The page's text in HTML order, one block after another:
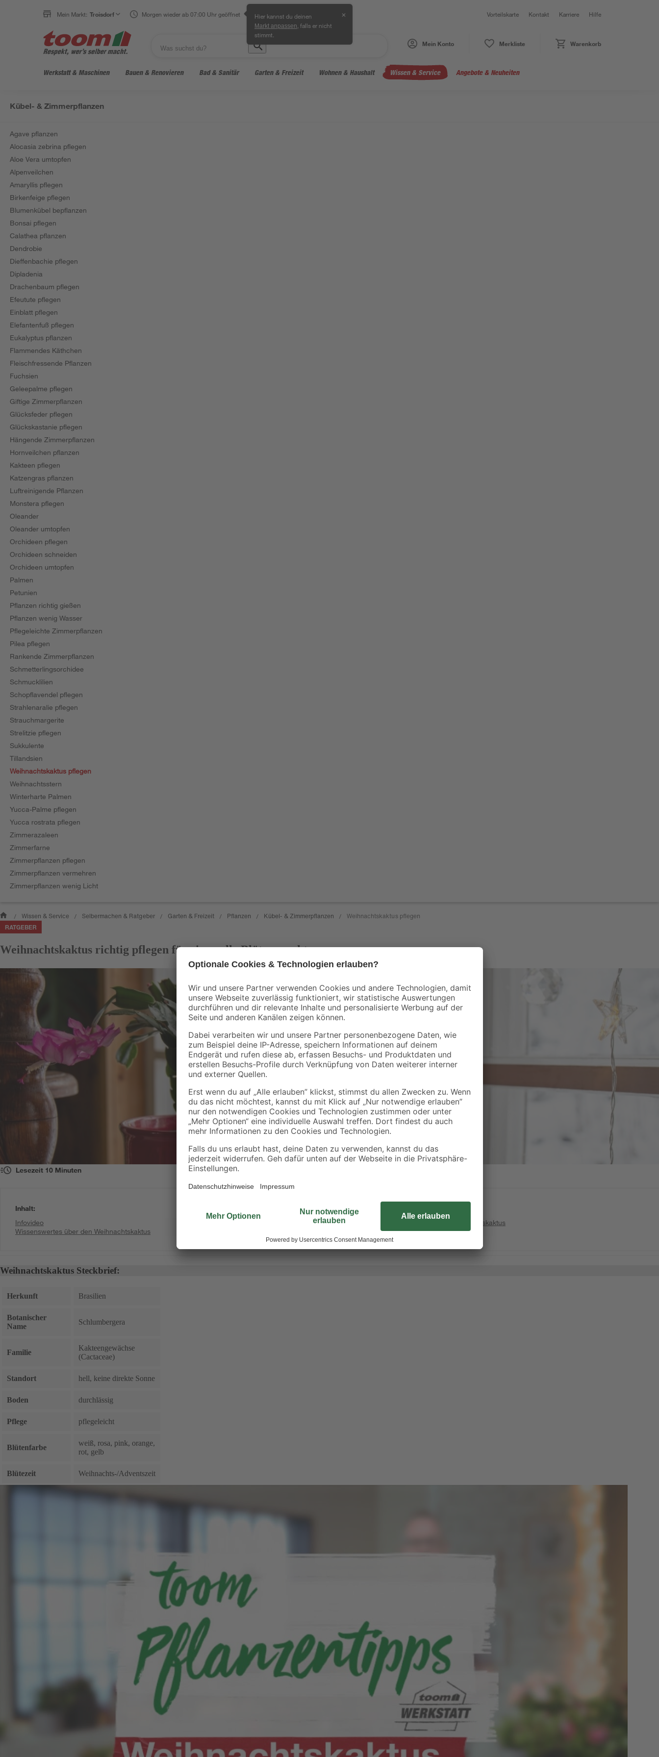
Mein Markt: Troisdorf Morgen wieder ab 07:00 Uhr geöffnet Hier kannst du deinen
Markt anpassen , falls er nicht
stimmt.
✕ Vorteilskarte Kontakt Karriere Hilfe
Mein Konto Merkliste Warenkorb
Werkstatt & Maschinen Bauen & Renovieren Bad & Sanitär Garten & Freizeit Wohnen & Haushalt Wissen & Service Angebote & Neuheiten
Kübel- & Zimmerpflanzen
Agave pflanzen
Alocasia zebrina pflegen
Aloe Vera umtopfen
Alpenveilchen
Amaryllis pflegen
Birkenfeige pflegen
Blumenkübel bepflanzen
Bonsai pflegen
Calathea pflanzen
Dendrobie
Dieffenbachie pflegen
Dipladenia
Drachenbaum pflegen
Efeutute pflegen
Einblatt pflegen
Elefantenfuß pflegen
Eukalyptus pflanzen
Flammendes Käthchen
Fleischfressende Pflanzen
Fuchsien
Geleepalme pflegen
Giftige Zimmerpflanzen
Glücksfeder pflegen
Glückskastanie pflegen
Hängende Zimmerpflanzen
Hornveilchen pflanzen
Kakteen pflegen
Katzengras pflanzen
Luftreinigende Pflanzen
Monstera pflegen
Oleander
Oleander umtopfen
Orchideen pflegen
Orchideen schneiden
Orchideen umtopfen
Palmen
Petunien
Pflanzen richtig gießen
Pflanzen wenig Wasser
Pflegeleichte Zimmerpflanzen
Pilea pflegen
Rankende Zimmerpflanzen
Schmetterlingsorchidee
Schmucklilien
Schopflavendel pflegen
Strahlenaralie pflegen
Strauchmargerite
Strelitzie pflegen
Sukkulente
Tillandsien
Weihnachtskaktus pflegen
Weihnachtsstern
Winterharte Palmen
Yucca-Palme pflegen
Yucca rostrata pflegen
Zimmerazaleen
Zimmerfarne
Zimmerpflanzen pflegen
Zimmerpflanzen vermehren
Zimmerpflanzen wenig Licht
/ Wissen & Service / Selbermachen & Ratgeber / Garten & Freizeit / Pflanzen / Kübel- & Zimmerpflanzen / Weihnachtskaktus pflegen
RATGEBER
Weihnachtskaktus richtig pflegen für eine volle Blütenpracht
Lesezeit 10 Minuten
Inhalt:
Infovideo
Wissenswertes über den Weihnachtskaktus
Die idealen Bedingungen für den Weihnachtskaktus
Weihnachtskaktus pflegen
Weihnachtskaktus Steckbrief:
Herkunft Brasilien
Botanischer
Name
Schlumbergera
Familie
Kakteengewächse
(Cactaceae)
Standort hell, keine direkte Sonne
Boden durchlässig
Pflege pflegeleicht
Blütenfarbe
weiß, rosa, pink, orange,
rot, gelb
Blütezeit Weihnachts-/Adventszeit